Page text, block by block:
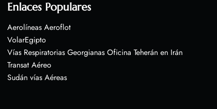
Enlaces Populares
Aerolíneas Aeroflot
VolarEgipto
Vías Respiratorias Georgianas Oficina Teherán en Irán
Transat Aéreo
Sudán vías Aéreas